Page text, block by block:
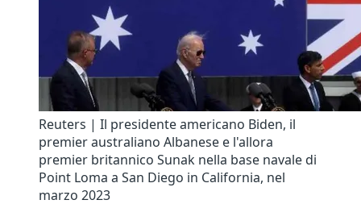
Reuters | Il presidente americano Biden, il
premier australiano Albanese e l'allora
premier britannico Sunak nella base navale di
Point Loma a San Diego in California, nel
marzo 2023